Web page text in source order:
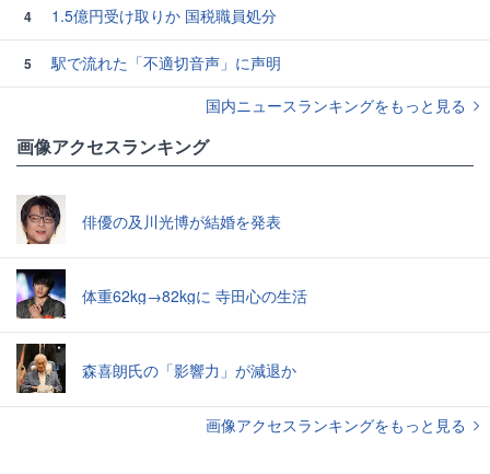
4 1.5億円受け取りか 国税職員処分
5
駅で流れた「不適切音声」に声明
国内ニュースランキングをもっと見る
画像アクセスランキング
俳優の及川光博が結婚を発表
体重62kg→82kgに 寺田心の生活
森喜朗氏の「影響力」が減退か
画像アクセスランキングをもっと見る